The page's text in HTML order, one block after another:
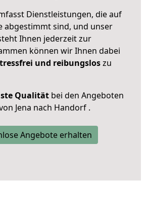
Dienstleistungen, die auf
abgestimmt sind, und unser
Ihnen jederzeit zur
können wir Ihnen dabei
und reibungsloszu
Qualität bei den Angeboten
Jena nach Handorf .
Angebote erhalten